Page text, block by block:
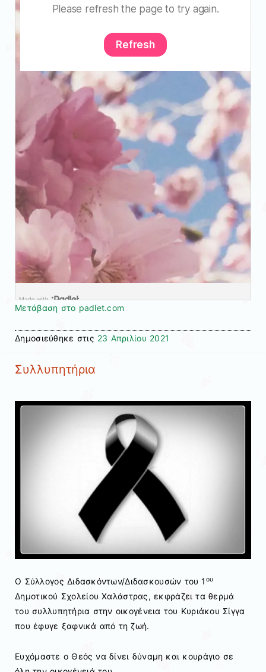
Μετάβαση στο padlet.com
Δημοσιεύθηκε στις 23 Απριλίου 2021
Συλλυπητήρια
Ο Σύλλογος Διδασκόντων/Διδασκουσών του 1 ου
Δημοτικού Σχολείου Χαλάστρας, εκφράζει τα θερμά
του συλλυπητήρια στην οικογένεια του Κυριάκου Σίγγα
που έφυγε ξαφνικά από τη ζωή.
Ευχόμαστε ο Θεός να δίνει δύναμη και κουράγιο σε